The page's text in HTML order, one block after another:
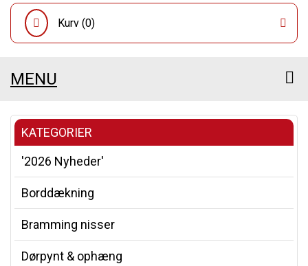
Kurv (0)
MENU
KATEGORIER
'2026 Nyheder'
Borddækning
Bramming nisser
Dørpynt & ophæng